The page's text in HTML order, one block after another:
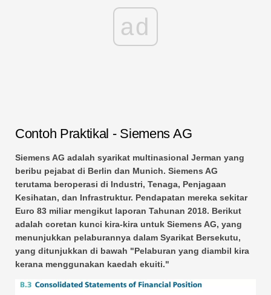
ad
Contoh Praktikal - Siemens AG
Siemens AG adalah syarikat multinasional Jerman yang
beribu pejabat di Berlin dan Munich. Siemens AG
terutama beroperasi di Industri, Tenaga, Penjagaan
Kesihatan, dan Infrastruktur. Pendapatan mereka sekitar
Euro 83 miliar mengikut laporan Tahunan 2018. Berikut
adalah coretan kunci kira-kira untuk Siemens AG, yang
menunjukkan pelaburannya dalam Syarikat Bersekutu,
yang ditunjukkan di bawah "Pelaburan yang diambil kira
kerana menggunakan kaedah ekuiti."